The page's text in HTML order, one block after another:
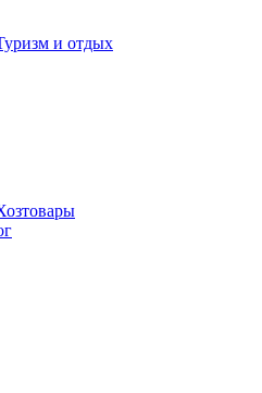
и отдых